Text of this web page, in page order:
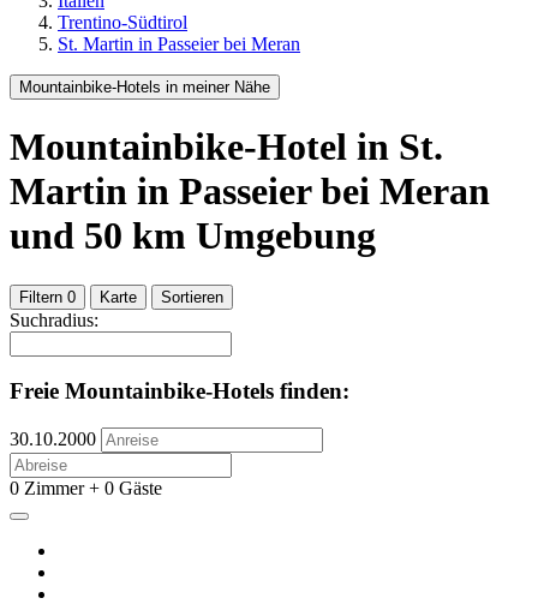
Trentino-Südtirol
St. Martin in Passeier bei Meran
Mountainbike-Hotels in meiner Nähe
Mountainbike-Hotel in St.
Martin in Passeier bei Meran
und 50 km Umgebung
Filtern 0 Karte Sortieren
Suchradius:
Freie Mountainbike-Hotels finden:
30.10.2000
0 Zimmer + 0 Gäste